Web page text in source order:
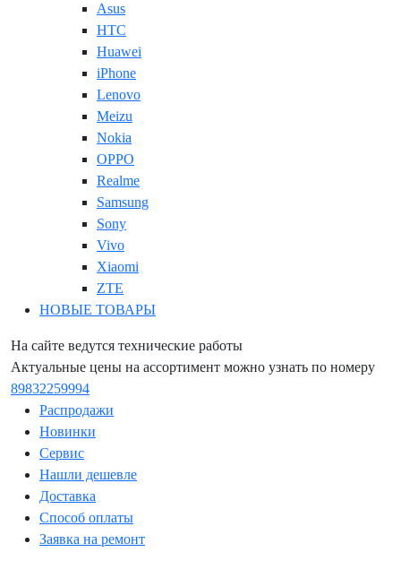
Asus
HTC
Huawei
iPhone
Lenovo
Meizu
Nokia
OPPO
Realme
Samsung
Sony
Vivo
Xiaomi
ZTE
НОВЫЕ ТОВАРЫ
На сайте ведутся технические работы
Актуальные цены на ассортимент можно узнать по номеру
89832259994
Распродажи
Новинки
Сервис
Нашли дешевле
Доставка
Способ оплаты
Заявка на ремонт